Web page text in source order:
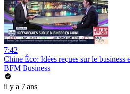
7:42
Chine Éco: Idées reçues sur le business
BFM Business
il y a 7 ans